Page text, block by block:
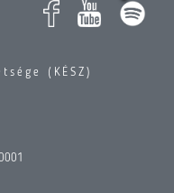
(KÉSZ)